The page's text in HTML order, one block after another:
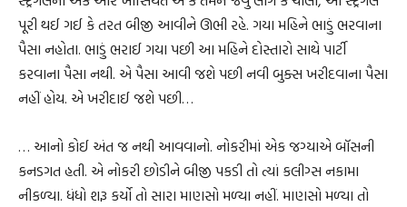
પૂરી થઈ ગઈ કે તરત બીજી આવીને ઊભી રહે. ગયા મહિને ભાડું ભરવાના
પૈસા નહોતા. ભાડું ભરાઈ ગયા પછી આ મહિને દોસ્તારો સાથે પાર્ટી
કરવાના પૈસા નથી. એ પૈસા આવી જશે પછી નવી બુક્સ ખરીદવાના પૈસા
નહીં હોય. એ ખરીદાઈ જશે પછી…
… આનો કોઈ અંત જ નથી આવવાનો. નોકરીમાં એક જગ્યાએ બૉસની
કનડગત હતી. એ નોકરી છોડીને બીજી પકડી તો ત્યાં કલીગ્સ નકામા
નીકળ્યા. ધંધો શરૂ કર્યો તો સારા માણસો મળ્યા નહીં. માણસો મળ્યા તો